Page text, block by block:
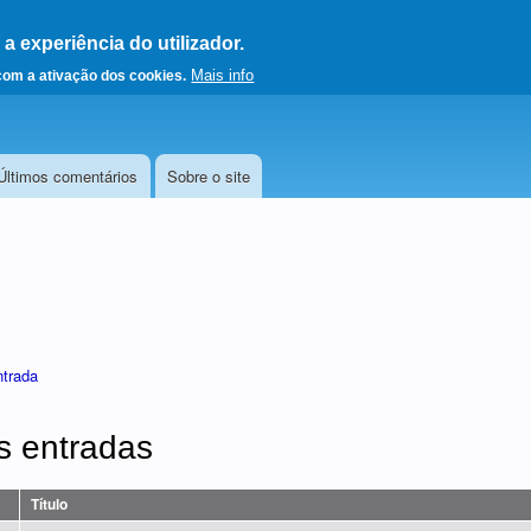
experiência do utilizador.
a ativação dos cookies. Mais info
página principal
comentários Sobre o site
entradas
Título